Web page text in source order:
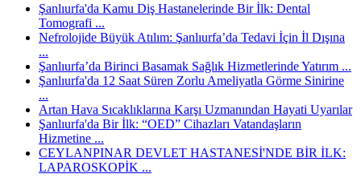
Şanlıurfa'da Kamu Diş Hastanelerinde Bir İlk: Dental
Tomografi ...
Nefrolojide Büyük Atılım: Şanlıurfa’da Tedavi İçin İl Dışına
...
Şanlıurfa’da Birinci Basamak Sağlık Hizmetlerinde Yatırım ...
Şanlıurfa'da 12 Saat Süren Zorlu Ameliyatla Görme Sinirine
...
Artan Hava Sıcaklıklarına Karşı Uzmanından Hayati Uyarılar
Şanlıurfa'da Bir İlk: “OED” Cihazları Vatandaşların
Hizmetine ...
CEYLANPINAR DEVLET HASTANESİ'NDE BİR İLK:
LAPAROSKOPİK ...